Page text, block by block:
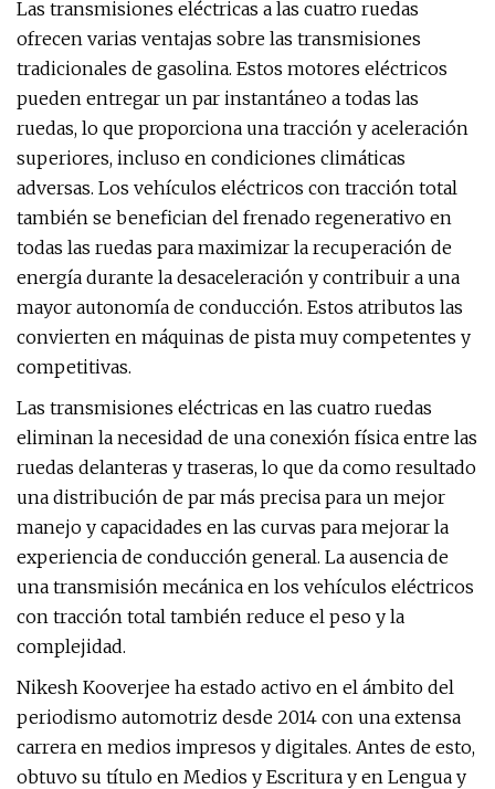
Las transmisiones eléctricas a las cuatro ruedas
ofrecen varias ventajas sobre las transmisiones
tradicionales de gasolina. Estos motores eléctricos
pueden entregar un par instantáneo a todas las
ruedas, lo que proporciona una tracción y aceleración
superiores, incluso en condiciones climáticas
adversas. Los vehículos eléctricos con tracción total
también se benefician del frenado regenerativo en
todas las ruedas para maximizar la recuperación de
energía durante la desaceleración y contribuir a una
mayor autonomía de conducción. Estos atributos las
convierten en máquinas de pista muy competentes y
competitivas.
Las transmisiones eléctricas en las cuatro ruedas
eliminan la necesidad de una conexión física entre las
ruedas delanteras y traseras, lo que da como resultado
una distribución de par más precisa para un mejor
manejo y capacidades en las curvas para mejorar la
experiencia de conducción general. La ausencia de
una transmisión mecánica en los vehículos eléctricos
con tracción total también reduce el peso y la
complejidad.
Nikesh Kooverjee ha estado activo en el ámbito del
periodismo automotriz desde 2014 con una extensa
carrera en medios impresos y digitales. Antes de esto,
obtuvo su título en Medios y Escritura y en Lengua y